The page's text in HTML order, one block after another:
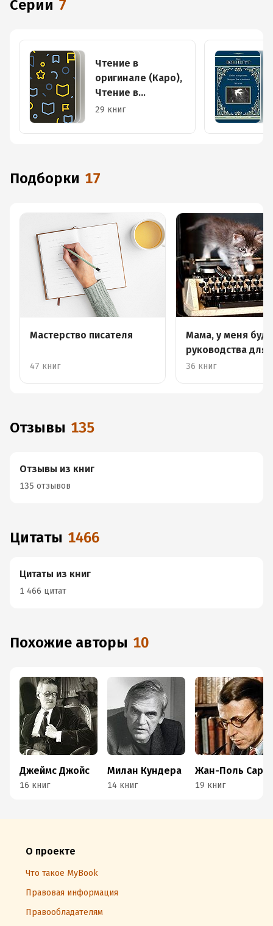
Серии 7
Чтение в
оригинале (Каро),
Чтение в
оригинале.
29 книг
Подборки 17
Мастерство писателя
47 книг
Мама, у меня
руководства для
начинающих
36 книг
Отзывы 135
Отзывы из книг
135 отзывов
Цитаты 1466
Цитаты из книг
1 466 цитат
Похожие авторы 10
Джеймс Джойс
16 книг
Милан Кундера
14 книг 19 книг
О проекте
Что такое MyBook
Правовая информация
Правообладателям